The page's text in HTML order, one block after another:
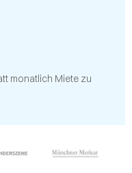
monatlich Miete zu